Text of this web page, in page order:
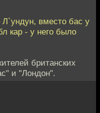
вместо бас у
кар - у него было
британских
и "Лондон".